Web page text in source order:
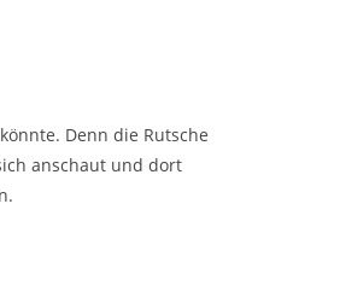
Denn die Rutsche
anschaut und dort